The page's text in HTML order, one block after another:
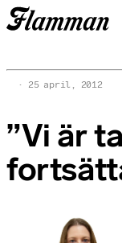
25 april, 2012
”Vi är